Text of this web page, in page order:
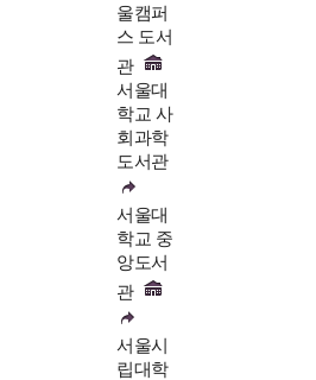
울캠퍼
스 도서
관
서울대
학교 사
회과학
도서관
서울대
학교 중
앙도서
관
서울시
립대학